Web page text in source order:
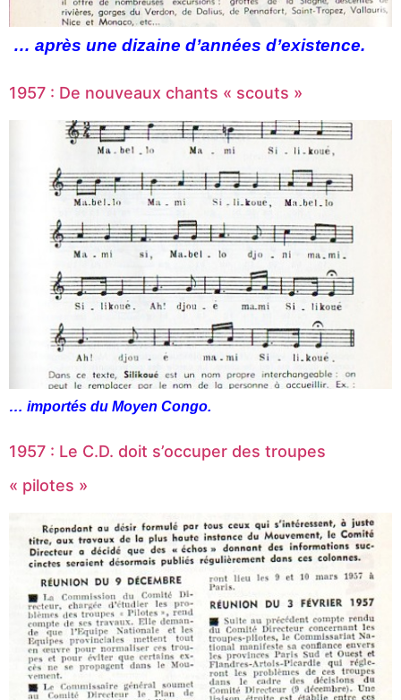
… après une dizaine d’années d’existence.
1957 : De nouveaux chants « scouts »
… importés du Moyen Congo.
1957 : Le C.D. doit s’occuper des troupes
« pilotes »